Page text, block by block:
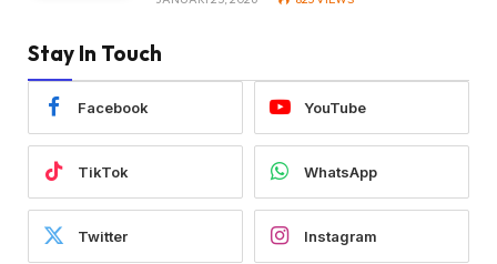
Stay In Touch
Facebook YouTube
TikTok WhatsApp
Twitter Instagram